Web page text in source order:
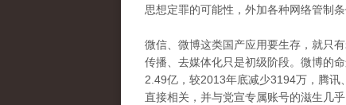
思想定罪的可能性，外加各种网络管制
微信、微博这类国产应用要生存，就只
传播、去媒体化只是初级阶段。微博的命
2.49亿，较2013年底减少3194万，腾讯
直接相关，并与党宣专属账号的滋生几